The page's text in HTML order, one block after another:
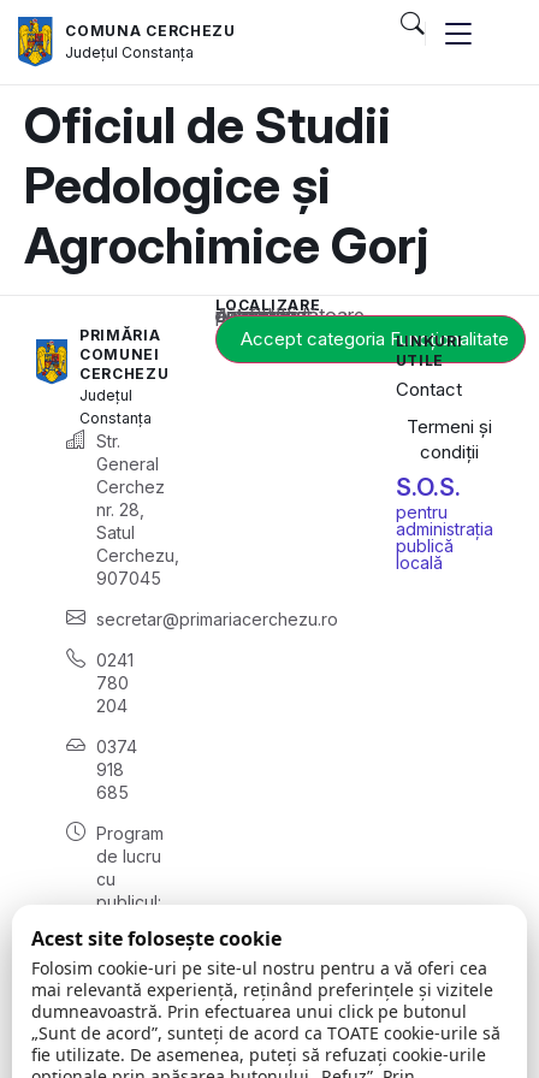
COMUNA CERCHEZU
JudețulConstanța
Oficiul de Studii
Pedologice și
Agrochimice Gorj
PRIMĂRIA
COMUNEI
CERCHEZU
Județul
Constanța
Str.
General
Cerchez
nr. 28,
Satul
Cerchezu,
907045
secretar@primariacerchezu.ro
0241
780
204
0374
918
685
Program
de lucru
cu
publicul:
08:00 -
16:30
, vineri:
08:00 -
14:00
LOCALIZARE
Acest conținut este blocat până când acceptați categoria corespunzătoare de cookie-uri.
Accept categoria Funcționalitate
LINKURI
UTILE
Contact
Termeni și
condiții
S.O.S.
pentru
administrația
publică
locală
Acest site folosește cookie
Folosim cookie-uri pe site-ul nostru pentru a vă oferi cea
mai relevantă experiență, reținând preferințele și vizitele
dumneavoastră. Prin efectuarea unui click pe butonul
„Sunt de acord”, sunteți de acord ca TOATE cookie-urile să
fie utilizate. De asemenea, puteți să refuzați cookie-urile